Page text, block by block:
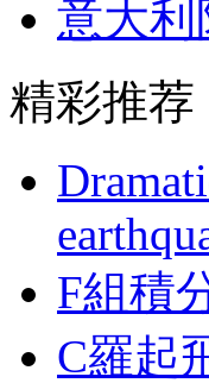
意大利
精彩推荐
F組積
C羅起